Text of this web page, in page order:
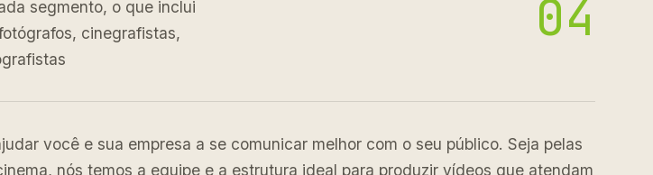
04
segmento, o que inclui
cinegrafistas,
você e sua empresa a se comunicar melhor com o seu público. Seja pelas
nós temos a equipe e a estrutura ideal para produzir vídeos que atendam